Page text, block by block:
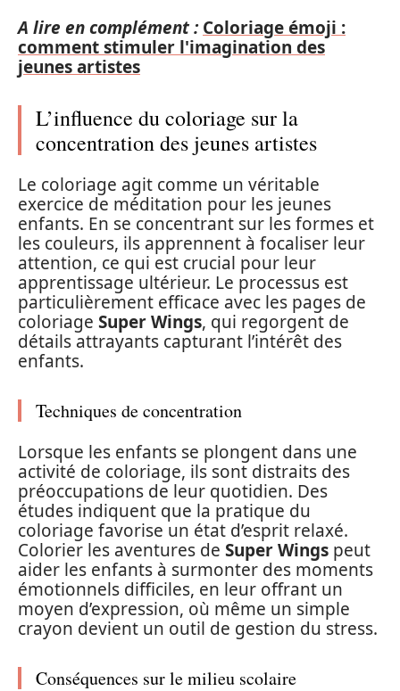
A lire en complément : Coloriage émoji :
comment stimuler l'imagination des
jeunes artistes
L’influence du coloriage sur la
concentration des jeunes artistes
Le coloriage agit comme un véritable
exercice de méditation pour les jeunes
enfants. En se concentrant sur les formes et
les couleurs, ils apprennent à focaliser leur
attention, ce qui est crucial pour leur
apprentissage ultérieur. Le processus est
particulièrement efficace avec les pages de
coloriage Super Wings, qui regorgent de
détails attrayants capturant l’intérêt des
enfants.
Techniques de concentration
Lorsque les enfants se plongent dans une
activité de coloriage, ils sont distraits des
préoccupations de leur quotidien. Des
études indiquent que la pratique du
coloriage favorise un état d’esprit relaxé.
Colorier les aventures de Super Wings peut
aider les enfants à surmonter des moments
émotionnels difficiles, en leur offrant un
moyen d’expression, où même un simple
crayon devient un outil de gestion du stress.
Conséquences sur le milieu scolaire